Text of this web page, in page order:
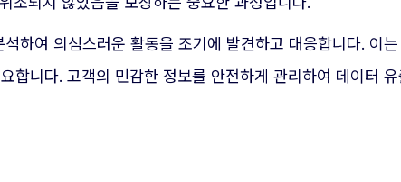
하여 의심스러운 활동을 조기에 발견하고 대응합니다. 이
합니다. 고객의 민감한 정보를 안전하게 관리하여 데이터